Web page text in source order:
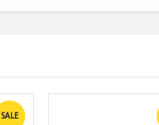
SALE